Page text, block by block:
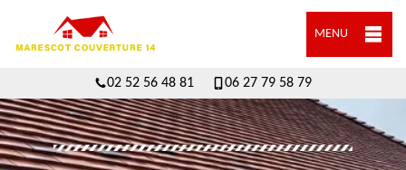
MENU
02 52 56 48 81 06 27 79 58 79